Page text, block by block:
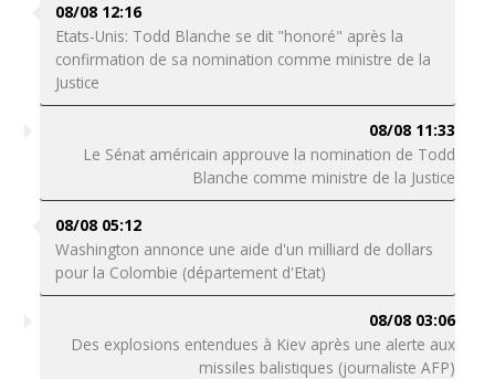
08/08 12:16
Etats-Unis: Todd Blanche se dit "honoré" après la
confirmation de sa nomination comme ministre de la
Justice
08/08 11:33
Le Sénat américain approuve la nomination de Todd
Blanche comme ministre de la Justice
08/08 05:12
Washington annonce une aide d'un milliard de dollars
pour la Colombie (département d'Etat)
08/08 03:06
Des explosions entendues à Kiev après une alerte aux
missiles balistiques (journaliste AFP)